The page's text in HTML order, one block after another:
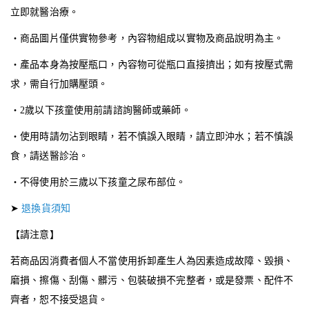
立即就醫治療。
・商品圖片僅供實物參考，內容物組成以實物及商品說明為主。
・產品本身為按壓瓶口，內容物可從瓶口直接擠出；如有按壓式需
求，需自行加購壓頭。
・2歲以下孩童使用前請諮詢醫師或藥師。
・使用時請勿沾到眼睛，若不慎誤入眼睛，請立即沖水；若不慎誤
食，請送醫診治。
・不得使用於三歲以下孩童之尿布部位。
➤退換貨須知
【請注意】
若商品因消費者個人不當使用拆卸產生人為因素造成故障、毀損、
磨損、擦傷、刮傷、髒污、包裝破損不完整者，或是發票、配件不
齊者，恕不接受退貨。